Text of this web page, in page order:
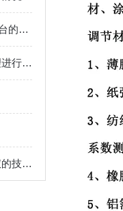
“开箱即用”：铝箔针孔度观察台的快速设置与校准步骤
圆跳动测试仪是依据什么原理进行工作的？
具体分析下铝箔针孔度测试仪的技术原理